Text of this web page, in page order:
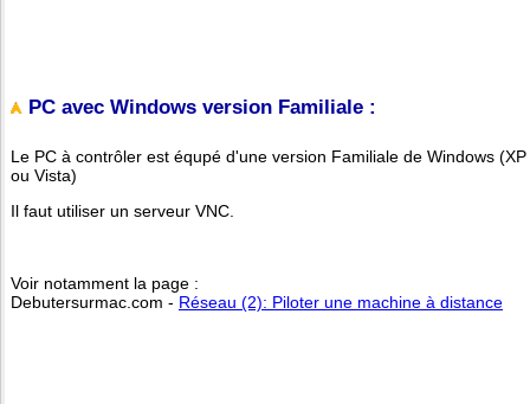
PC avec Windows version Familiale :
Le PC à contrôler est équpé d'une version Familiale de Windows (XP
ou Vista)
Il faut utiliser un serveur VNC.
Voir notamment la page :
Debutersurmac.com - Réseau (2): Piloter une machine à distance